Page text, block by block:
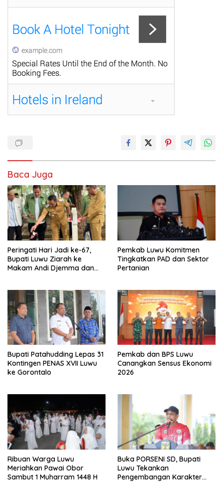
Baca Juga
Peringati Hari Jadi ke-67,
Bupati Luwu Ziarah ke
Makam Andi Djemma dan
Pemkab Luwu Komitmen
Tingkatkan PAD dan Sektor
Pertanian
Bupati Patahudding Lepas 31
Kontingen PENAS XVII Luwu
ke Gorontalo
Pemkab dan BPS Luwu
Canangkan Sensus Ekonomi
2026
Ribuan Warga Luwu
Meriahkan Pawai Obor
Sambut 1 Muharram 1448 H
Buka PORSENI SD, Bupati
Luwu Tekankan
Pengembangan Karakter